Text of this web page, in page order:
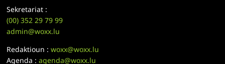
Sekretariat :
(00)352 29 79 99
admin@woxx.lu
Redaktioun :woxx@woxx.lu
Agenda :agenda@woxx.lu